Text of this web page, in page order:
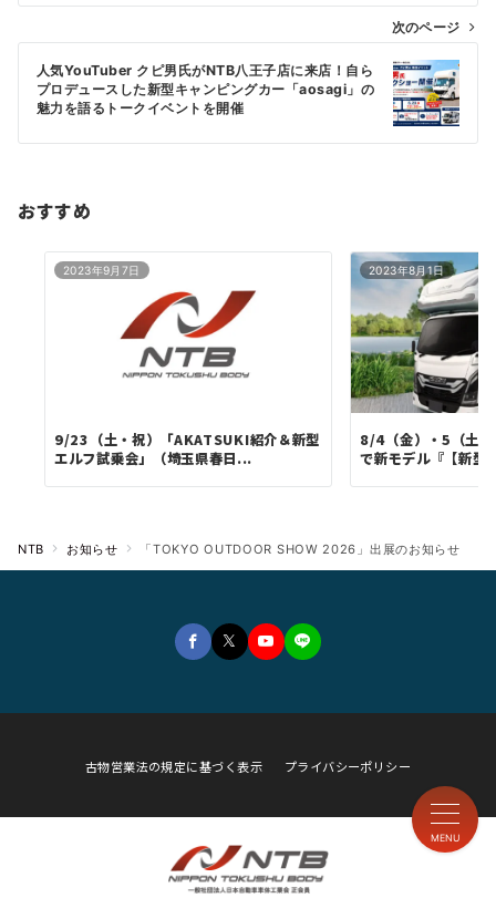
ビ
ゲ
ー
シ
ョ
次のページ
人気YouTuber クピ男氏がNTB八王子店に来店！自ら
プロデュースした新型キャンピングカー「aosagi」の
魅力を語るトークイベントを開催
おすすめ
2023年9月7日
9/23（土・祝）「AKATSUKI紹介＆新型
エルフ試乗会」（埼玉県春日...
2023年8月1日
8/4（金）・5（土
で新モデル『【新
NTB お知らせ 「TOKYO OUTDOOR SHOW 2026」出展のお知らせ
古物営業法の規定に基づく表示 プライバシーポリシー
MENU